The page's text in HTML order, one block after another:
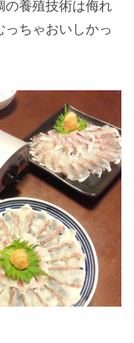
の養殖技術は侮れ
っちゃおいしかっ